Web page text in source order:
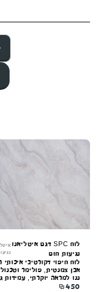
לוח SPC דגם איטליאנו
נגיעות חום
לוח חיפוי דקורטיבי
אבן צמנטית, פולימר
ננו למראה יוקרתי, עמידות
וקלות התקנה. מתאים
₪450